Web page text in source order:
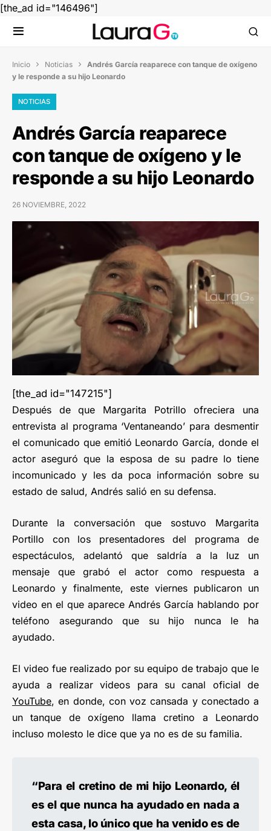
[the_ad id="146496"]
Inicio  Noticias  Andrés García reaparece con tanque de oxígeno
y le responde a su hijo Leonardo
NOTICIAS
Andrés García reaparece
con tanque de oxígeno y le
responde a su hijo Leonardo
26 NOVIEMBRE, 2022
[the_ad id="147215"]
Después de que Margarita Potrillo ofreciera una
entrevista al programa ‘Ventaneando’ para desmentir
el comunicado que emitió Leonardo García, donde el
actor aseguró que la esposa de su padre lo tiene
incomunicado y les da poca información sobre su
estado de salud, Andrés salió en su defensa.
Durante la conversación que sostuvo Margarita
Portillo con los presentadores del programa de
espectáculos, adelantó que saldría a la luz un
mensaje que grabó el actor como respuesta a
Leonardo y finalmente, este viernes publicaron un
video en el que aparece Andrés García hablando por
teléfono asegurando que su hijo nunca le ha
ayudado.
El video fue realizado por su equipo de trabajo que le
ayuda a realizar videos para su canal oficial de
YouTube, en donde, con voz cansada y conectado a
un tanque de oxígeno llama cretino a Leonardo
incluso molesto le dice que ya no es de su familia.
“Para el cretino de mi hijo Leonardo, él
es el que nunca ha ayudado en nada a
esta casa, lo único que ha venido es de